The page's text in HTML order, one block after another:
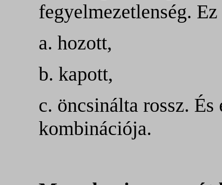
fegyelmezetlenség.
a. hozott,
b. kapott,
c. öncsinálta rossz. És
kombinációja.